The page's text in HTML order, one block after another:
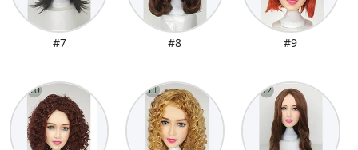
#7 #8 #9